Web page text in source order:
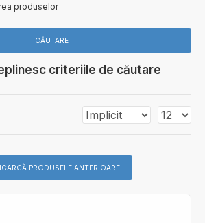
produselor
CĂUTARE
criteriile de căutare
PRODUSELE ANTERIOARE